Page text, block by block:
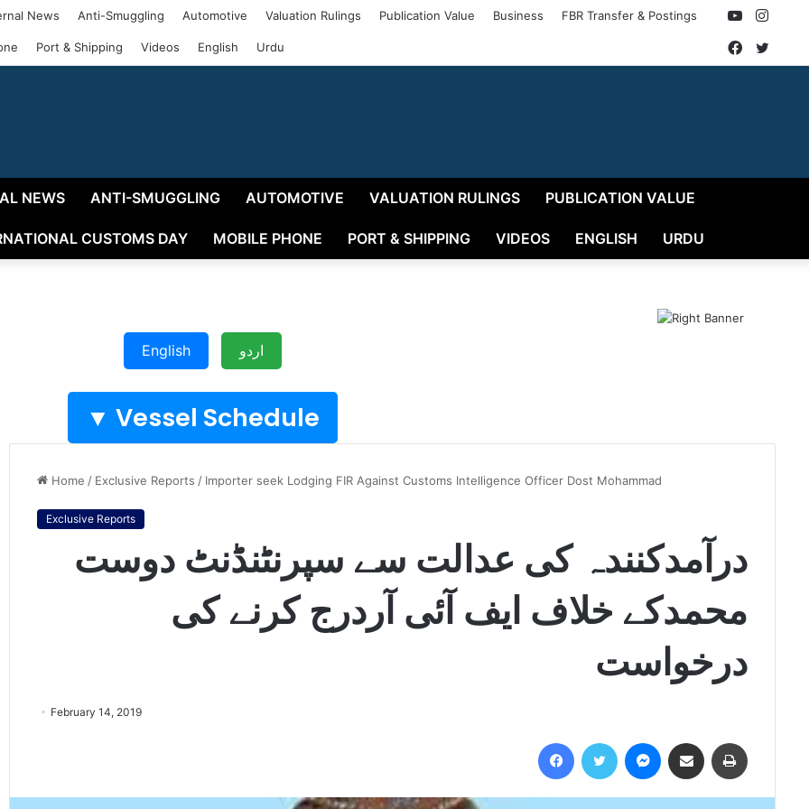
News Anti-Smuggling Automotive Valuation Rulings Publication Value Business FBR Transfer & Postings
Port & Shipping Videos English Urdu
YouTube
Facebook
NEWS ANTI-SMUGGLING AUTOMOTIVE VALUATION RULINGS PUBLICATION VALUE
CUSTOMS DAY MOBILE PHONE PORT & SHIPPING VIDEOS ENGLISH URDU
English اردو
Vessel Schedule ▼
Home / Exclusive Reports / Importer seek Lodging FIR Against Customs Intelligence Officer Dost Mohammad
Exclusive Reports
درآمدکنندہ کی عدالت سے سپرنٹنڈنٹ دوست
محمدکے خلاف ایف آئی آردرج کرنے کی
درخواست
February 14, 2019